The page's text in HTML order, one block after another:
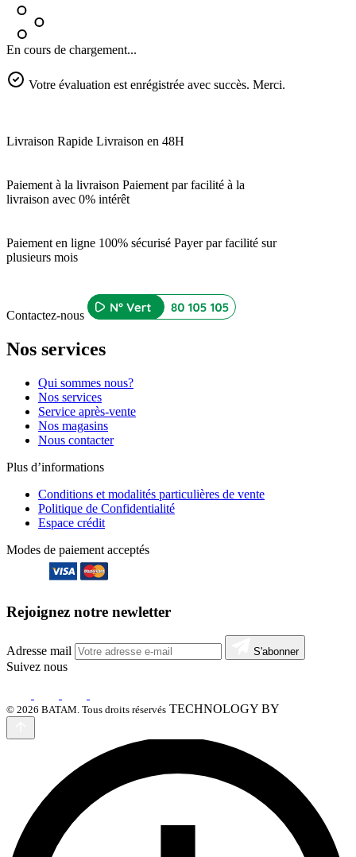
En cours de chargement...
Votre évaluation est enrégistrée avec succès. Merci.
Livraison Rapide Livraison en 48H
Paiement à la livraison Paiement par facilité à la
livraison avec 0% intérêt
Paiement en ligne 100% sécurisé Payer par facilité sur
plusieurs mois
Contactez-nous
Nos services
Qui sommes nous?
Nos services
Service après-vente
Nos magasins
Nous contacter
Plus d’informations
Conditions et modalités particulières de vente
Politique de Confidentialité
Espace crédit
Modes de paiement acceptés
Rejoignez notre newletter
Adresse mail S'abonner
Suivez nous
© 2026 BATAM. Tous droits réservés TECHNOLOGY BY